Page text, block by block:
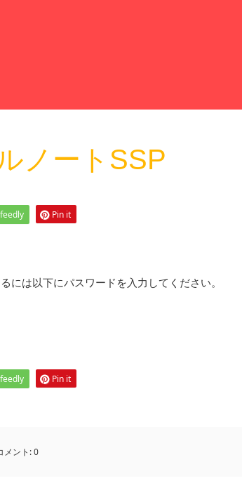
ノートSSP
feedly Pin it
には以下にパスワードを入力してください。
feedly Pin it
メント:0